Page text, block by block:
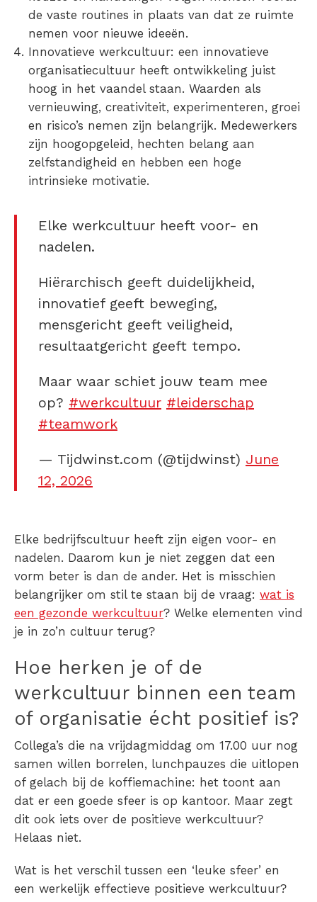
de vaste routines in plaats van dat ze ruimte
nemen voor nieuwe ideeën.
Innovatieve werkcultuur: een innovatieve
organisatiecultuur heeft ontwikkeling juist
hoog in het vaandel staan. Waarden als
vernieuwing, creativiteit, experimenteren, groei
en risico’s nemen zijn belangrijk. Medewerkers
zijn hoogopgeleid, hechten belang aan
zelfstandigheid en hebben een hoge
intrinsieke motivatie.
Elke werkcultuur heeft voor- en
nadelen.
Hiërarchisch geeft duidelijkheid,
innovatief geeft beweging,
mensgericht geeft veiligheid,
resultaatgericht geeft tempo.
Maar waar schiet jouw team mee
op? #werkcultuur #leiderschap
#teamwork
— Tijdwinst.com (@tijdwinst) June
12, 2026
Elke bedrijfscultuur heeft zijn eigen voor- en
nadelen. Daarom kun je niet zeggen dat een
vorm beter is dan de ander. Het is misschien
belangrijker om stil te staan bij de vraag: wat is
een gezonde werkcultuur? Welke elementen vind
je in zo’n cultuur terug?
Hoe herken je of de
werkcultuur binnen een team
of organisatie écht positief is?
Collega’s die na vrijdagmiddag om 17.00 uur nog
samen willen borrelen, lunchpauzes die uitlopen
of gelach bij de koffiemachine: het toont aan
dat er een goede sfeer is op kantoor. Maar zegt
dit ook iets over de positieve werkcultuur?
Helaas niet.
Wat is het verschil tussen een ‘leuke sfeer’ en
een werkelijk effectieve positieve werkcultuur?